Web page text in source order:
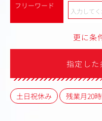
フリーワード
更に条
指定した
土日祝休み 残業月20